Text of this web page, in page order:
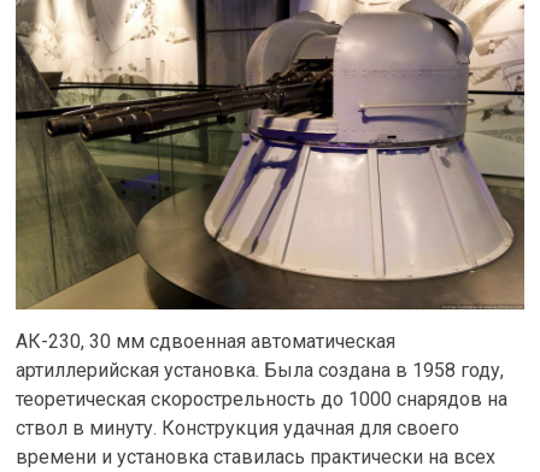
АК-230, 30 мм сдвоенная автоматическая
артиллерийская установка. Была создана в 1958 году,
теоретическая скорострельность до 1000 снарядов на
ствол в минуту. Конструкция удачная для своего
времени и установка ставилась практически на всех